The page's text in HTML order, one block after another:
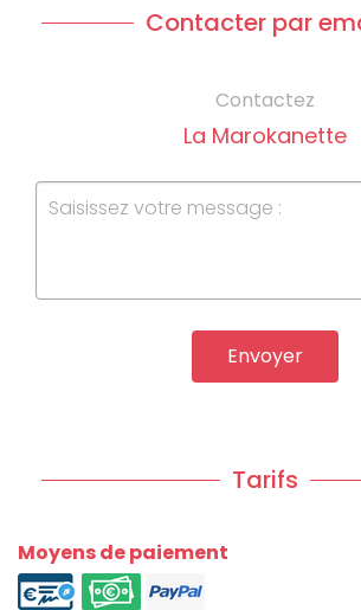
Contacter par
Contactez
La Marokanette
Envoyer
Tarifs
Moyens de paiement